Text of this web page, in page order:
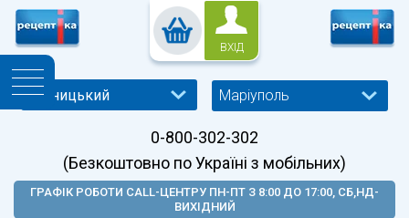
ВХІД
Маріуполь
0-800-302-302
(Безкоштовно по Україні з мобільних)
ГРАФІК РОБОТИ CALL-ЦЕНТРУ ПН-ПТ З 8:00 ДО 17:00, СБ,НД-
ВИХІДНИЙ